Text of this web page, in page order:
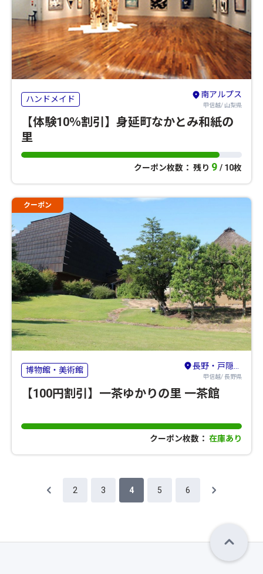
ハンドメイド 南アルプス
甲信越/ 山梨県
【体験10％割引】身延町なかとみ和紙の
里
クーポン枚数： 残り 9 / 10枚
クーポン
博物館・美術館 長野・戸隠・小布施・高山村
甲信越/ 長野県
【100円割引】一茶ゆかりの里 一茶館
クーポン枚数： 在庫あり
2 3 4 5 6